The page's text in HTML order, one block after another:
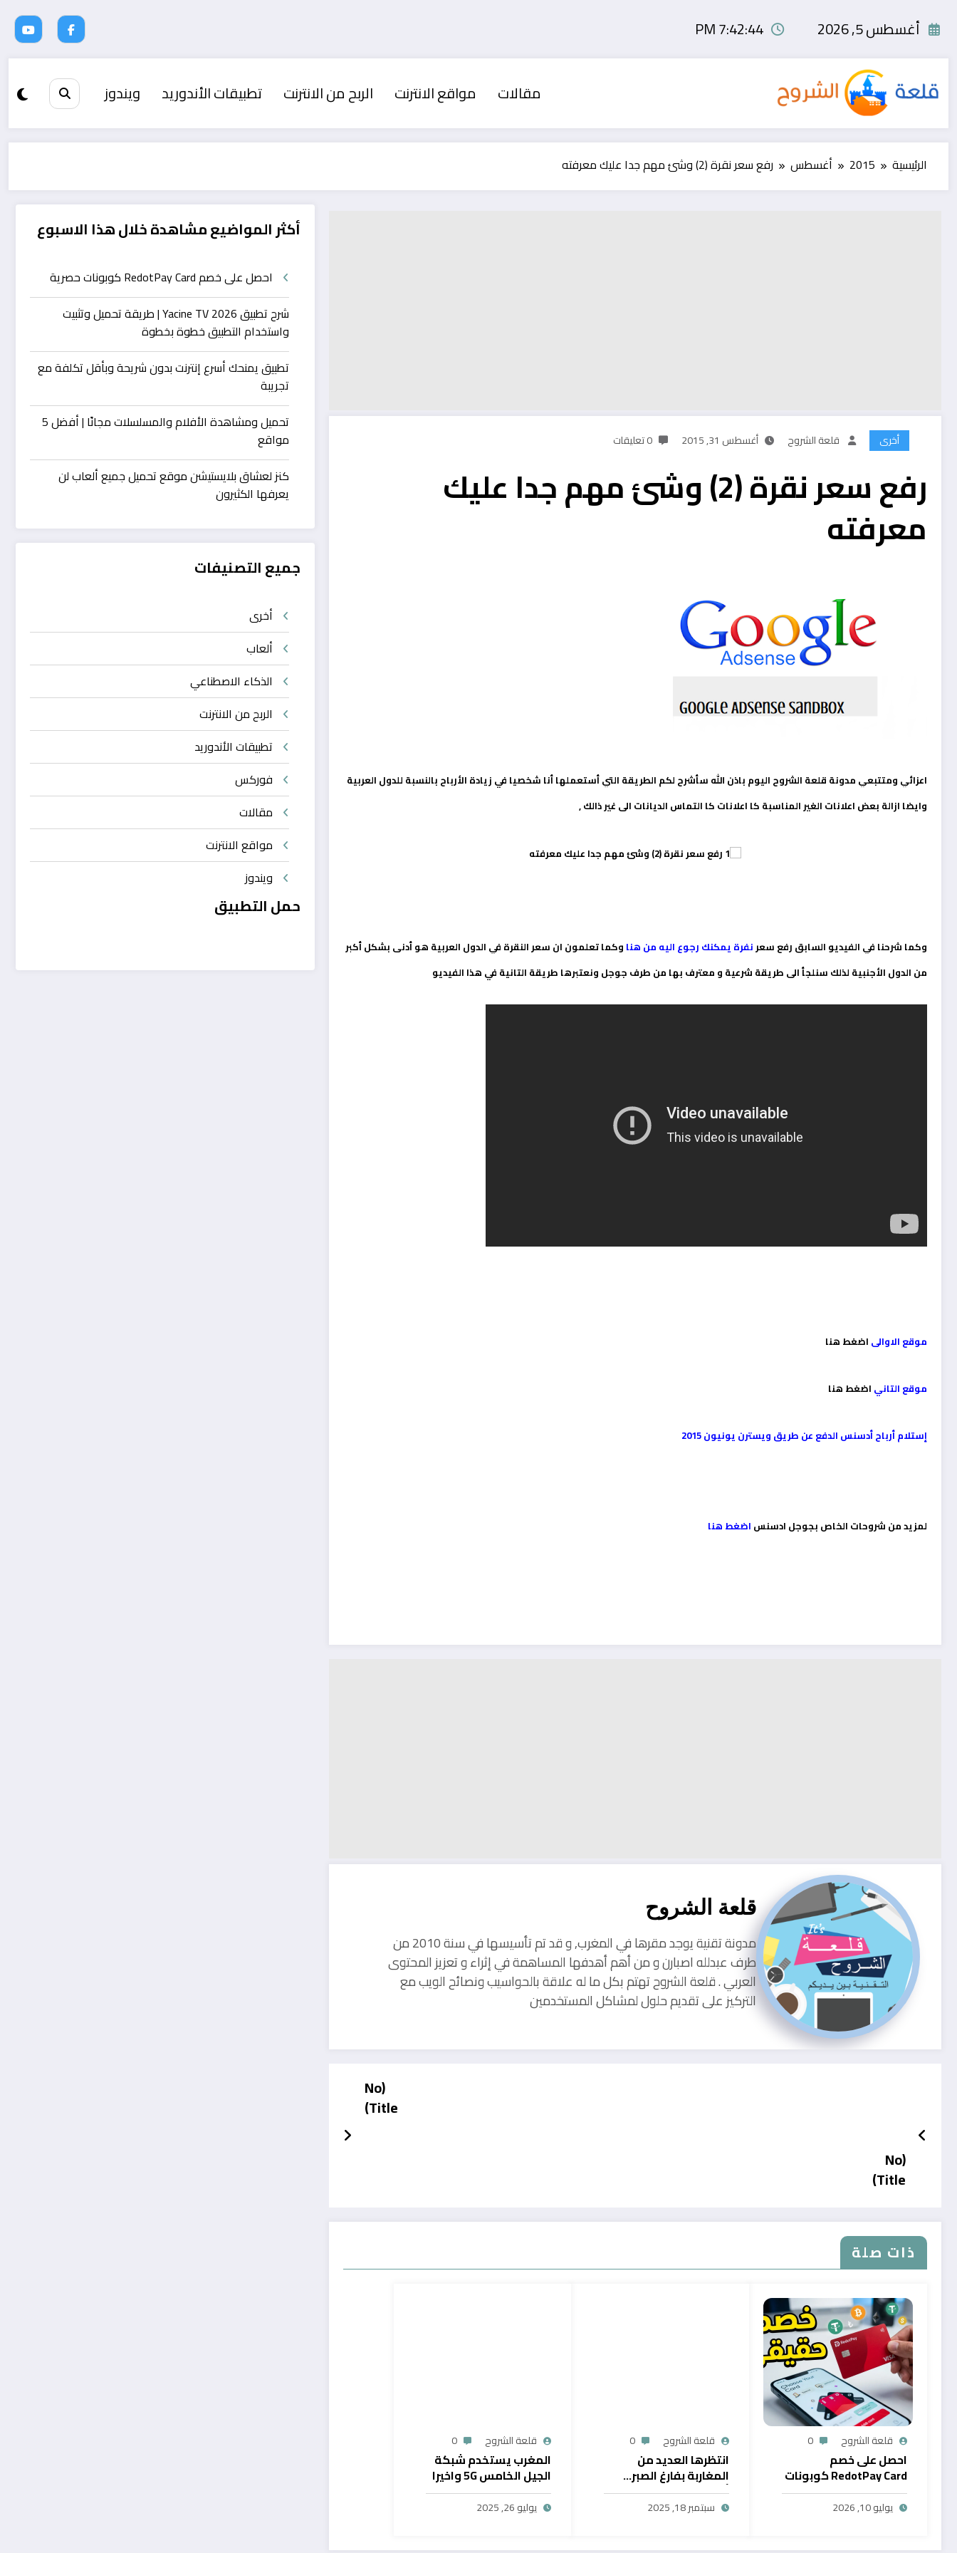
أغسطس 5, 2026 7:42:45 PM
مقالات مواقع الانترنت الربح من الانترنت تطبيقات الأندوريد ويندوز
الرئيسية 2015 أغسطس رفع سعر نقرة (2) وشئ مهم جدا عليك معرفته
أخرى قلعة الشروح أغسطس 31, 2015 0 تعليقات
رفع سعر نقرة (2) وشئ مهم جدا عليك
معرفته
اعزائي ومتتبعي مدونة قلعة الشروح اليوم باذن الله سأشرح لكم الطريقة التي أستعملها أنا شخصيا في زيادة الأرباح بالنسبة للدول العربية
وايضا ازالة بعض اعلانات الغير المناسبة كا اعلانات كا التماس الديانات الى غير ذالك ,
وكما شرحنا في الفيديو السابق رفع سعر نفرة يمكنك رجوع اليه من هنا وكما تعلمون ان سعر النقرة في الدول العربية هو أدنى بشكل أكبر
من الدول الأجنبية لذلك سنلجأ الى طريقة شرعية و معترف بها من طرف جوجل ونعتبرها طريقة التانية في هذا الفيديو
موقع الاوالى اضغط هنا
موقع التاني اضغط هنا
إستلام أرباح أدسنس الدفع عن طريق ويسترن يونيون 2015
لمزيد من شروحات الخاص بجوجل ادسنس اضغط هنا
قلعة الشروح
مدونة تقنية يوجد مقرها في المغرب, و قد تم تأسيسها في سنة 2010 من
طرف عبدلله اصبارن و من أهم أهدفها المساهمة في إثراء و تعزيز المحتوى
العربي . قلعة الشروح تهتم بكل ما له علاقة بالحواسيب ونصائح الويب مع
التركيز على تقديم حلول لمشاكل المستخدمين
(No
Title)
(No
Title)
ذات صلة
قلعة الشروح 0
احصل على خصم
RedotPay Card كوبونات
حصرية
يوليو 10, 2026
قلعة الشروح 0
انتظرها العديد من
المغاربة بفارغ الصبر…
أول خدمة رقمية تتيح
سحب الرصيد من بايبال
سبتمبر 18, 2025
قلعة الشروح 0
المغرب يستخدم شبكة
الجيل الخامس 5G واخيرا
يوليو 26, 2025
أكثر المواضيع مشاهدة خلال هذا الاسبوع
احصل على خصم RedotPay Card كوبونات حصرية
شرح تطبيق Yacine TV 2026 | طريقة تحميل وتثبيت
واستخدام التطبيق خطوة بخطوة
تطبيق يمنحك أسرع إنترنت بدون شريحة وبأقل تكلفة مع
تجريبة
تحميل ومشاهدة الأفلام والمسلسلات مجانًا | أفضل 5
مواقع
كنز لعشاق بلايستيشن موقع تحميل جميع ألعاب لن
يعرفها الكثيرون
جميع التصنيفات
أخرى
ألعاب
الذكاء الاصطناعي
الربح من الانترنت
تطبيقات الأندوريد
فوركس
مقالات
مواقع الانترنت
ويندوز
حمل التطبيق